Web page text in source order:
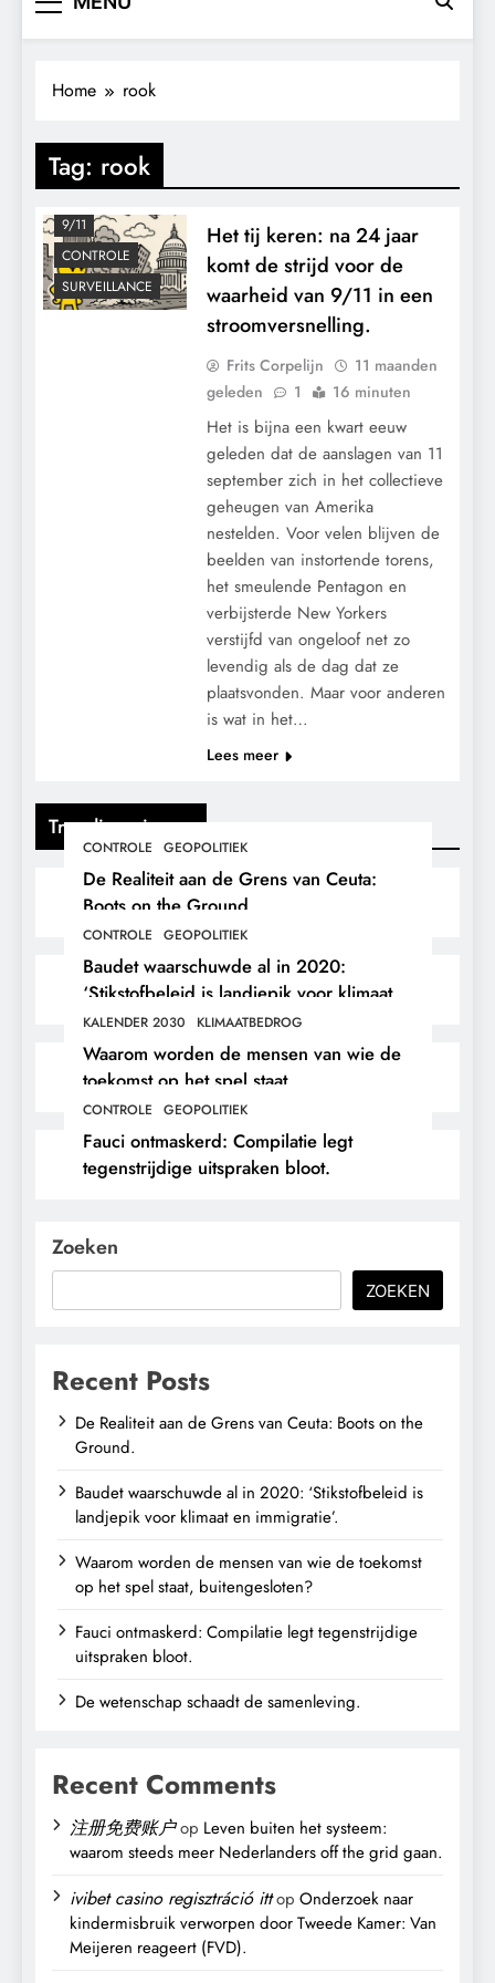
Trending nieuws
CONTROLE GEOPOLITIEK
De Realiteit aan de Grens van Ceuta:
Boots on the Ground.
CONTROLE GEOPOLITIEK
Baudet waarschuwde al in 2020:
‘Stikstofbeleid is landjepik voor klimaat
en immigratie’.
KALENDER 2030 KLIMAATBEDROG
Waarom worden de mensen van wie de
toekomst op het spel staat,
buitengesloten?
CONTROLE GEOPOLITIEK
Fauci ontmaskerd: Compilatie legt
tegenstrijdige uitspraken bloot.
Home rook
Tag: rook
9/11
CONTROLE
SURVEILLANCE
Het tij keren: na 24 jaar
komt de strijd voor de
waarheid van 9/11 in een
stroomversnelling.
Frits Corpelijn
11 maanden
geleden
1 16 minuten
Het is bijna een kwart eeuw
geleden dat de aanslagen van 11
september zich in het collectieve
geheugen van Amerika
nestelden. Voor velen blijven de
beelden van instortende torens,
het smeulende Pentagon en
verbijsterde New Yorkers
verstijfd van ongeloof net zo
levendig als de dag dat ze
plaatsvonden. Maar voor anderen
is wat in het…
Lees meer
Zoeken
ZOEKEN
Recent Posts
De Realiteit aan de Grens van Ceuta: Boots on the
Ground.
Baudet waarschuwde al in 2020: ‘Stikstofbeleid is
landjepik voor klimaat en immigratie’.
Waarom worden de mensen van wie de toekomst
op het spel staat, buitengesloten?
Fauci ontmaskerd: Compilatie legt tegenstrijdige
uitspraken bloot.
De wetenschap schaadt de samenleving.
Recent Comments
注册免费账户op Leven buiten het systeem:
waarom steeds meer Nederlanders off the grid gaan.
ivibet casino regisztráció ittop Onderzoek naar
kindermisbruik verworpen door Tweede Kamer: Van
Meijeren reageert (FVD).